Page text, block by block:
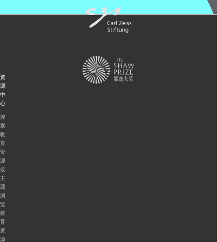
资
源
中
心
搜
索
教
育
资
源
按
主
题
浏
览
教
育
资
源